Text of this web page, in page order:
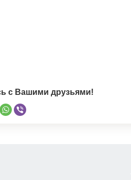
с Вашими друзьями!